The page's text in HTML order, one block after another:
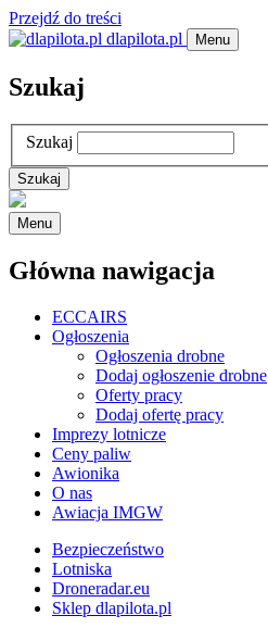
Przejdź do treści
dlapilota.pl
Menu
Szukaj
Szukaj
Menu
Główna nawigacja
ECCAIRS
Ogłoszenia
Ogłoszenia drobne
Dodaj ogłoszenie drobne
Oferty pracy
Dodaj ofertę pracy
Imprezy lotnicze
Ceny paliw
Awionika
O nas
Awiacja IMGW
Bezpieczeństwo
Lotniska
Droneradar.eu
Sklep dlapilota.pl